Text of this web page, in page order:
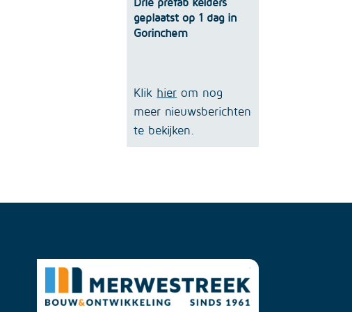
geplaatst op 1 dag in
Gorinchem
Klik hier om nog
meer nieuwsberichten
te bekijken.